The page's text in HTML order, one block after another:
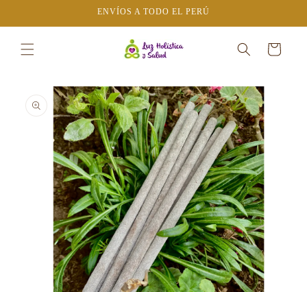
al contenido
ENVÍOS A TODO EL PERÚ
Carrito
directamente
información
del producto